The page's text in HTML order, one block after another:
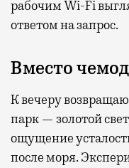
рабочим Wi-Fi
ответом на запрос.
Вместо
К вечеру
парк — золотой
ощущение
после моря.